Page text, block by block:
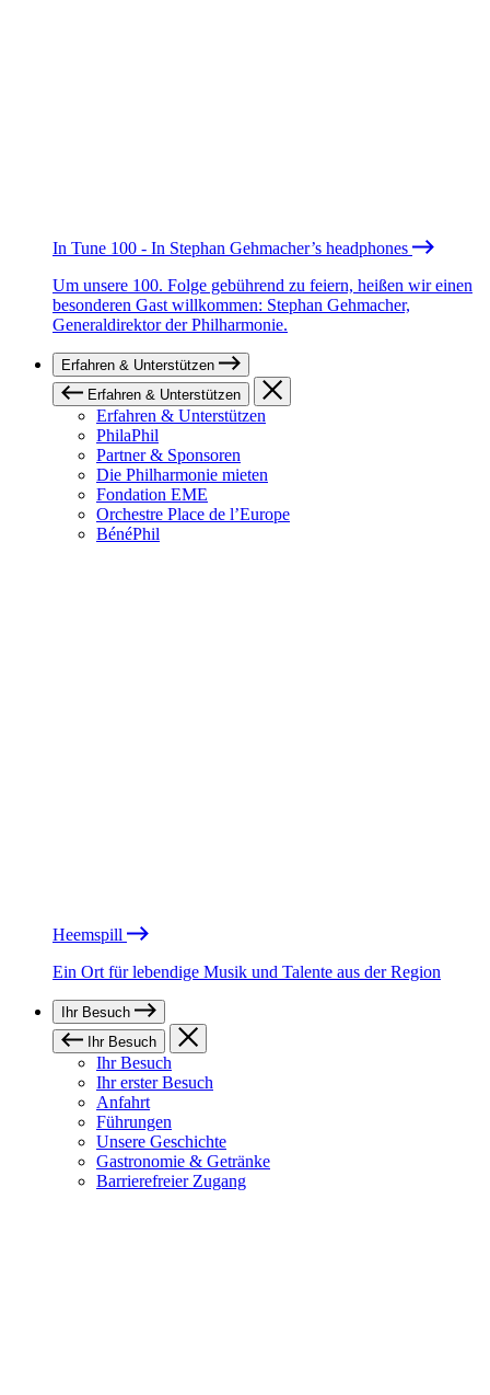
In Tune 100 - In Stephan Gehmacher’s headphones
Um unsere 100. Folge gebührend zu feiern, heißen wir einen
besonderen Gast willkommen: Stephan Gehmacher,
Generaldirektor der Philharmonie.
Erfahren & Unterstützen
Erfahren & Unterstützen
Erfahren & Unterstützen
PhilaPhil
Partner & Sponsoren
Die Philharmonie mieten
Fondation EME
Orchestre Place de l’Europe
BénéPhil
Heemspill
Ein Ort für lebendige Musik und Talente aus der Region
Ihr Besuch
Ihr Besuch
Ihr Besuch
Ihr erster Besuch
Anfahrt
Führungen
Unsere Geschichte
Gastronomie & Getränke
Barrierefreier Zugang